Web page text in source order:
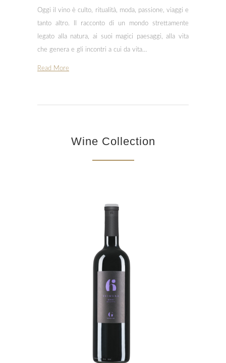
Oggi il vino è culto, ritualità, moda, passione, viaggi e
tanto altro. Il racconto di un mondo strettamente
legato alla natura, ai suoi magici paesaggi, alla vita
che genera e gli incontri a cui da vita…
Read More
Wine Collection